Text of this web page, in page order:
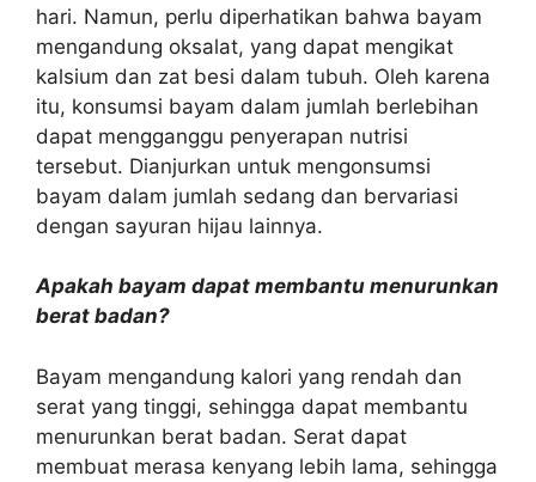
hari. Namun, perlu diperhatikan bahwa bayam
mengandung oksalat, yang dapat mengikat
kalsium dan zat besi dalam tubuh. Oleh karena
itu, konsumsi bayam dalam jumlah berlebihan
dapat mengganggu penyerapan nutrisi
tersebut. Dianjurkan untuk mengonsumsi
bayam dalam jumlah sedang dan bervariasi
dengan sayuran hijau lainnya.
Apakah bayam dapat membantu menurunkan
berat badan?
Bayam mengandung kalori yang rendah dan
serat yang tinggi, sehingga dapat membantu
menurunkan berat badan. Serat dapat
membuat merasa kenyang lebih lama, sehingga